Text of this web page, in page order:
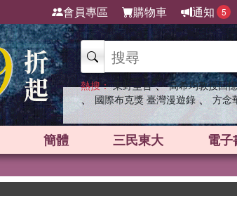
會員專區 購物車 通知 5
熱搜： 東野圭吾 、 高希均教授回
、 國際布克獎 臺灣漫遊錄 、 方念
簡體 三民東大 電子